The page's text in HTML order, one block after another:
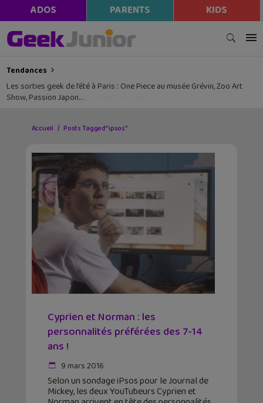
ADOS PARENTS KIDS
Tendances
Les sorties geek de l’été à Paris : One Piece au musée Grévin, Zoo Art
Show, Passion Japon…
Accueil Posts Tagged "ipsos"
Cyprien et Norman : les
personnalités préférées des 7-14
ans !
9 mars 2016
Selon un sondage iPsos pour le Journal de
Mickey, les deux YouTubeurs Cyprien et